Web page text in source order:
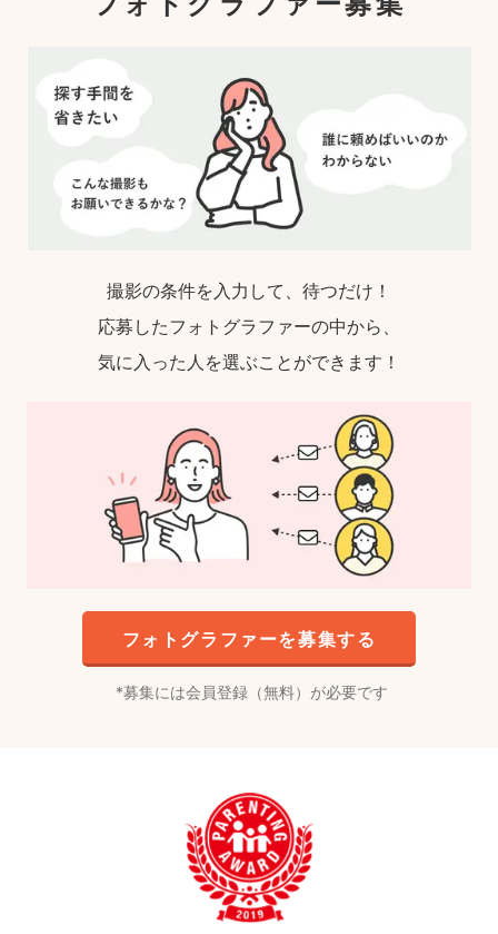
撮影の条件を入力して、待つだけ！
応募したフォトグラファーの中から、
気に入った人を選ぶことができます！
フォトグラファーを募集する
募集には会員登録（無料）が必要です